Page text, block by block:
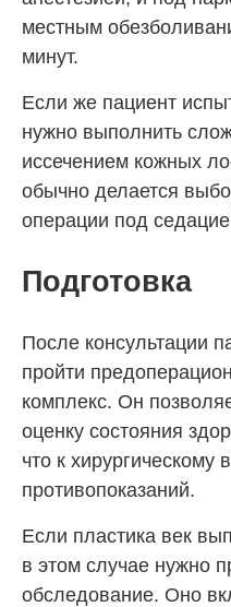
местным
минут.
Если же пациент
нужно выполнить
иссечением кожных
обычно делается
операции под
Подготовка
После консультации
пройти
комплекс. Он
оценку состояния
что к хирургическому
противопоказаний.
Если пластика век
в этом случае нужно
обследование. Оно